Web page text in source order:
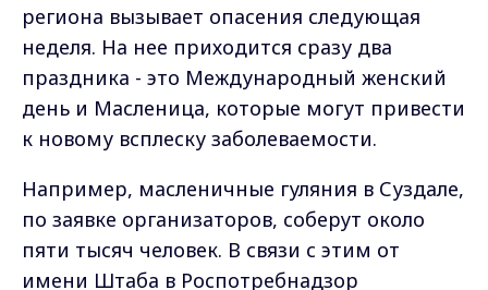
региона вызывает опасения следующая
неделя. На нее приходится сразу два
праздника - это Международный женский
день и Масленица, которые могут привести
к новому всплеску заболеваемости.
Например, масленичные гуляния в Суздале,
по заявке организаторов, соберут около
пяти тысяч человек. В связи с этим от
имени Штаба в Роспотребнадзор